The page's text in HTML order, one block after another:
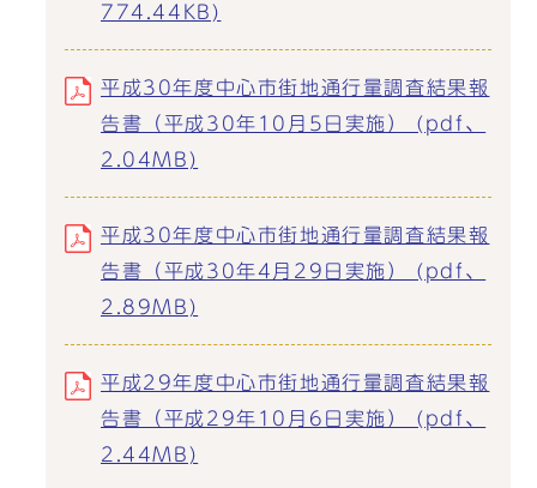
774.44KB)
平成30年度中心市街地通行量調査結果報
告書（平成30年10月5日実施） (pdf、
2.04MB)
平成30年度中心市街地通行量調査結果報
告書（平成30年4月29日実施） (pdf、
2.89MB)
平成29年度中心市街地通行量調査結果報
告書（平成29年10月6日実施） (pdf、
2.44MB)